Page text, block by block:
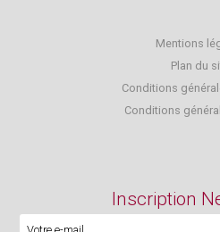
Mentions
Plan du
Conditions
Conditions
Inscription